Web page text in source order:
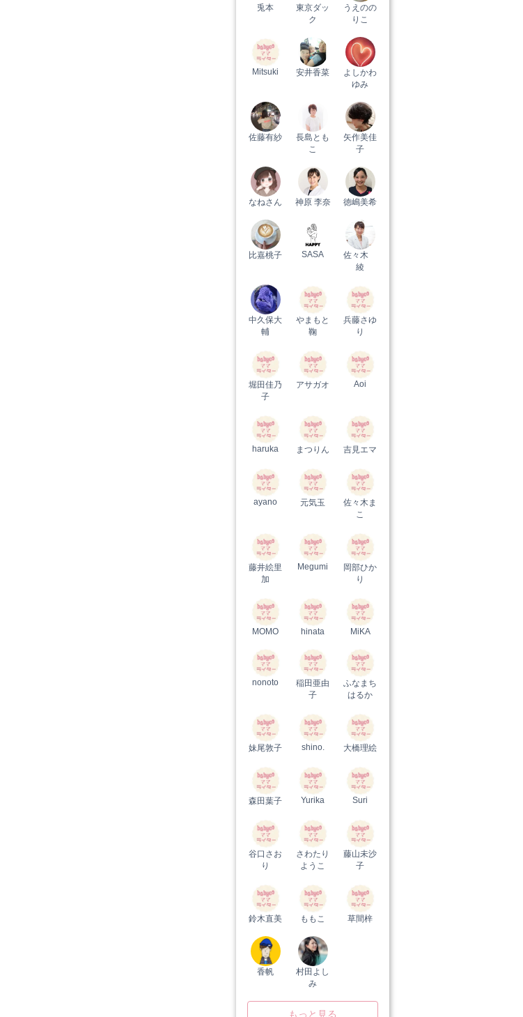
兎本
東京ダッ
ク
うえのの
りこ
Mitsuki 安井香菜
よしかわ
ゆみ
佐藤有紗
長島とも
こ
矢作美佳
子
なねさん 神原 李奈 徳嶋美希
比嘉桃子 SASA
佐々木
綾
中久保大
輔
やまもと
鞠
兵藤さゆ
り
堀田佳乃
子
アサガオ Aoi
haruka まつりん 吉見エマ
ayano 元気玉
佐々木ま
こ
藤井絵里
加
Megumi
岡部ひか
り
MOMO hinata MiKA
nonoto
稲田亜由
子
ふなまち
はるか
妹尾敦子 shino. 大橋理絵
森田葉子 Yurika Suri
谷口さお
り
さわたり
ようこ
藤山未沙
子
鈴木直美 ももこ 草間梓
香帆
村田よし
み
もっと見る